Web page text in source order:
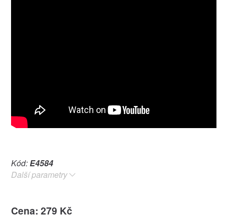
Kód:E4584
Další parametry
Cena: 279 Kč